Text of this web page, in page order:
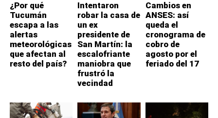
¿Por qué
Tucumán
escapa a las
alertas
meteorológicas
que afectan al
resto del país?
Intentaron
robar la casa de
un ex
presidente de
San Martín: la
escalofriante
maniobra que
frustró la
vecindad
Cambios en
ANSES: así
queda el
cronograma de
cobro de
agosto por el
feriado del 17